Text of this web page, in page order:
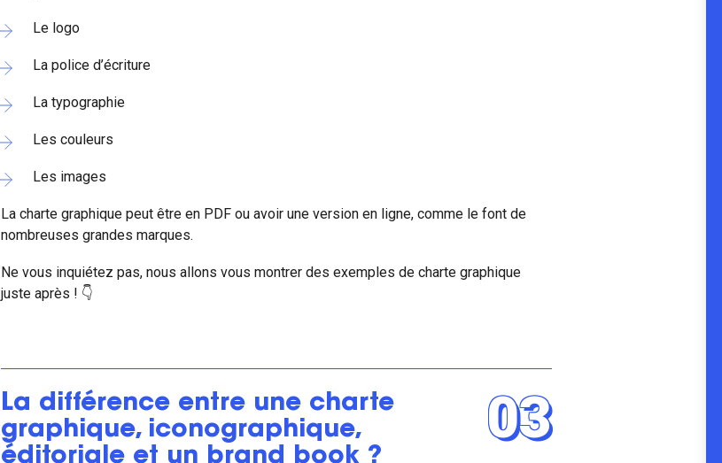
Le logo
La police d’écriture
La typographie
Les couleurs
Les images
La charte graphique peut être en PDF ou avoir une version en ligne, comme le font de
nombreuses grandes marques.
Ne vous inquiétez pas, nous allons vous montrer des exemples de charte graphique
juste après ! 👇
La différence entre une charte
graphique, iconographique,
éditoriale et un brand book ?
03